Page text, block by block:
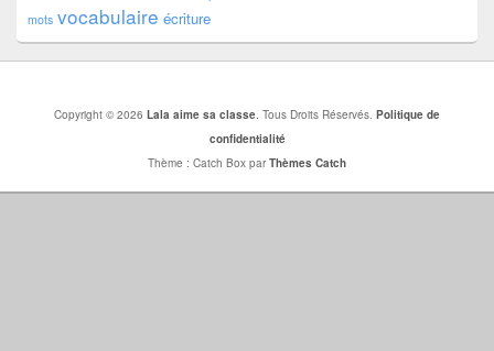
mots vocabulaire écriture
Copyright © 2026 Lala aime sa classe . Tous Droits Réservés. Politique de
confidentialité
Thème : Catch Box parThèmes Catch